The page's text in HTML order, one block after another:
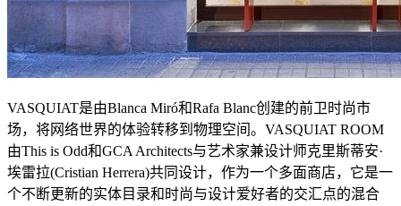
VASQUIAT是由Blanca Miró和Rafa Blanc创建的前卫时尚市
场，将网络世界的体验转移到物理空间。VASQUIAT ROOM
由This is Odd和GCA Architects与艺术家兼设计师克里斯蒂安·
埃雷拉(Cristian Herrera)共同设计，作为一个多面商店，它是一
个不断更新的实体目录和时尚与设计爱好者的交汇点的混合